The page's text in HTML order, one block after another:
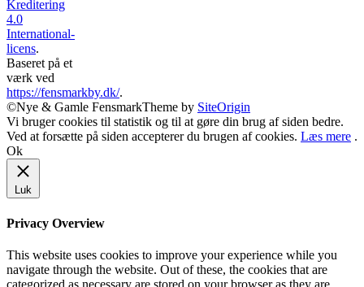
Kreditering
4.0
International-
licens.
Baseret på et
værk ved
https://fensmarkby.dk/.
©Nye & Gamle FensmarkTheme by SiteOrigin
Vi bruger cookies til statistik og til at gøre din brug af siden bedre.
Ved at forsætte på siden accepterer du brugen af cookies. Læs mere .
Ok
Luk
Privacy Overview
This website uses cookies to improve your experience while you
navigate through the website. Out of these, the cookies that are
categorized as necessary are stored on your browser as they are